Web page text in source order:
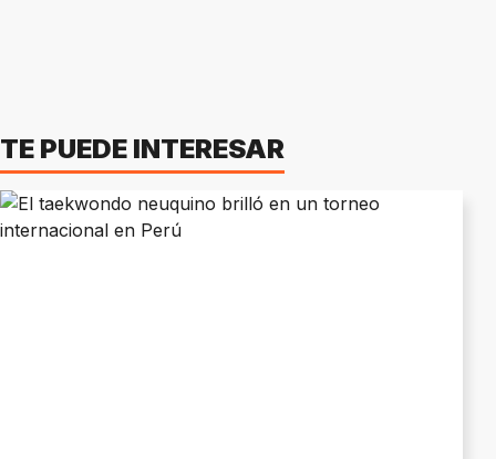
TE PUEDE INTERESAR